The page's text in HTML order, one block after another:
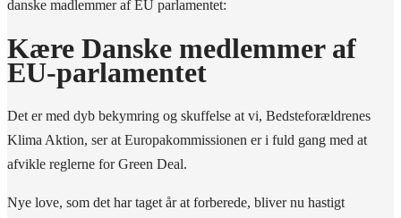
danske madlemmer af EU parlamentet:
Kære Danske medlemmer af
EU-parlamentet
Det er med dyb bekymring og skuffelse at vi, Bedsteforældrenes
Klima Aktion, ser at Europakommissionen er i fuld gang med at
afvikle reglerne for Green Deal.
Nye love, som det har taget år at forberede, bliver nu hastigt